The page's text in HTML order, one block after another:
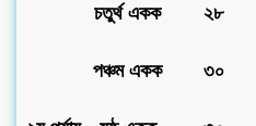
চতুর্থ একক ২৮
পঞ্চম একক ৩০